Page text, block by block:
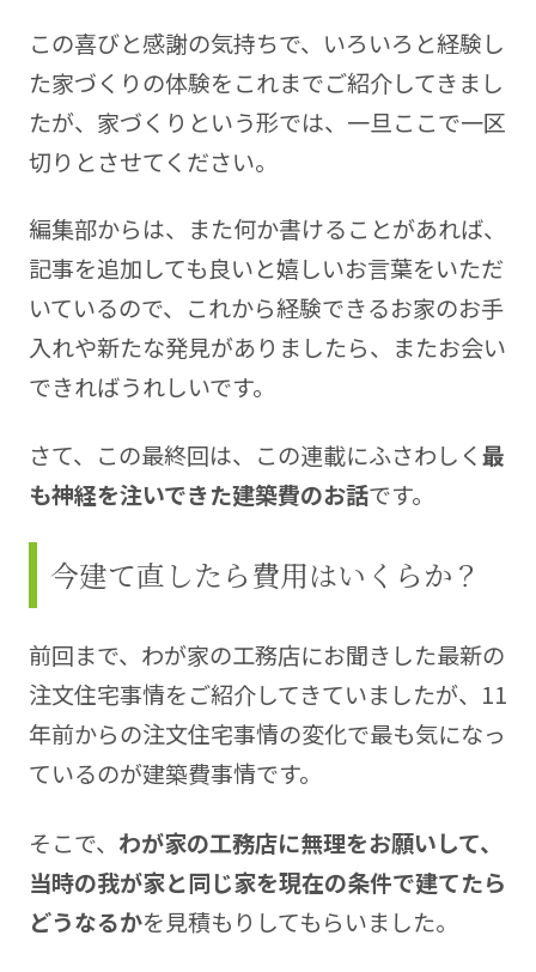
この喜びと感謝の気持ちで、いろいろと経験し
た家づくりの体験をこれまでご紹介してきまし
たが、家づくりという形では、一旦ここで一区
切りとさせてください。
編集部からは、また何か書けることがあれば、
記事を追加しても良いと嬉しいお言葉をいただ
いているので、これから経験できるお家のお手
入れや新たな発見がありましたら、またお会い
できればうれしいです。
さて、この最終回は、この連載にふさわしく最
も神経を注いできた建築費のお話です。
今建て直したら費用はいくらか？
前回まで、わが家の工務店にお聞きした最新の
注文住宅事情をご紹介してきていましたが、11
年前からの注文住宅事情の変化で最も気になっ
ているのが建築費事情です。
そこで、 わが家の工務店に無理をお願いして、
当時の我が家と同じ家を現在の条件で建てたら
どうなるかを見積もりしてもらいました。